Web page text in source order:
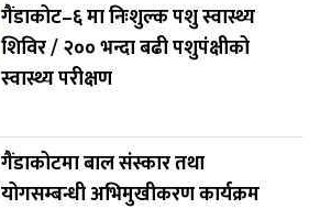
गैंडाकोट–६ मा निःशुल्क पशु स्वास्थ्य
शिविर / २०० भन्दा बढी पशुपंक्षीको
स्वास्थ्य परीक्षण
गैंडाकोटमा बाल संस्कार तथा
योगसम्बन्धी अभिमुखीकरण कार्यक्रम